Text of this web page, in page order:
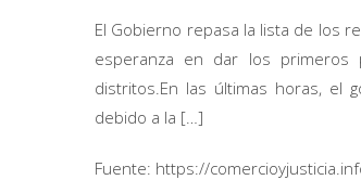
El Gobierno repasa la lista de los
esperanza en dar los
distritos.En las últimas horas, el
debido a la […]
Fuente: https://